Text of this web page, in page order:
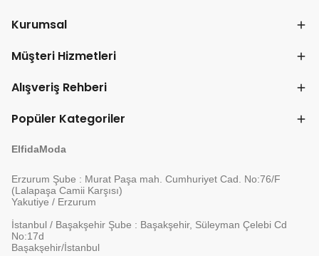
Kurumsal
Müşteri Hizmetleri
Alışveriş Rehberi
Popüler Kategoriler
ElfidaModa
Erzurum Şube : Murat Paşa mah. Cumhuriyet Cad. No:76/F
(Lalapaşa Camii Karşısı)
Yakutiye / Erzurum
İstanbul / Başakşehir Şube : Başakşehir, Süleyman Çelebi Cd
No:17d
Başakşehir/İstanbul